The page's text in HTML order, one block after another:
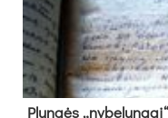
Plun­gės „ny­be­lun­gai“